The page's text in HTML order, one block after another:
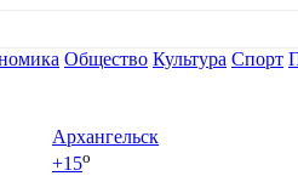
Общество Культура Спорт
Архангельск
+15o